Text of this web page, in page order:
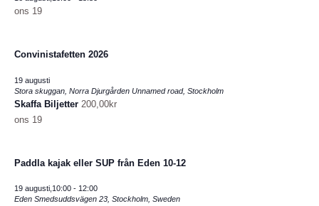
ons 19
Convinistafetten 2026
19 augusti
Stora skuggan, Norra Djurgården Unnamed road, Stockholm
Skaffa Biljetter 200,00kr
ons 19
Paddla kajak eller SUP från Eden 10-12
19 augusti,10:00- 12:00
Eden Smedsuddsvägen 23, Stockholm, Sweden